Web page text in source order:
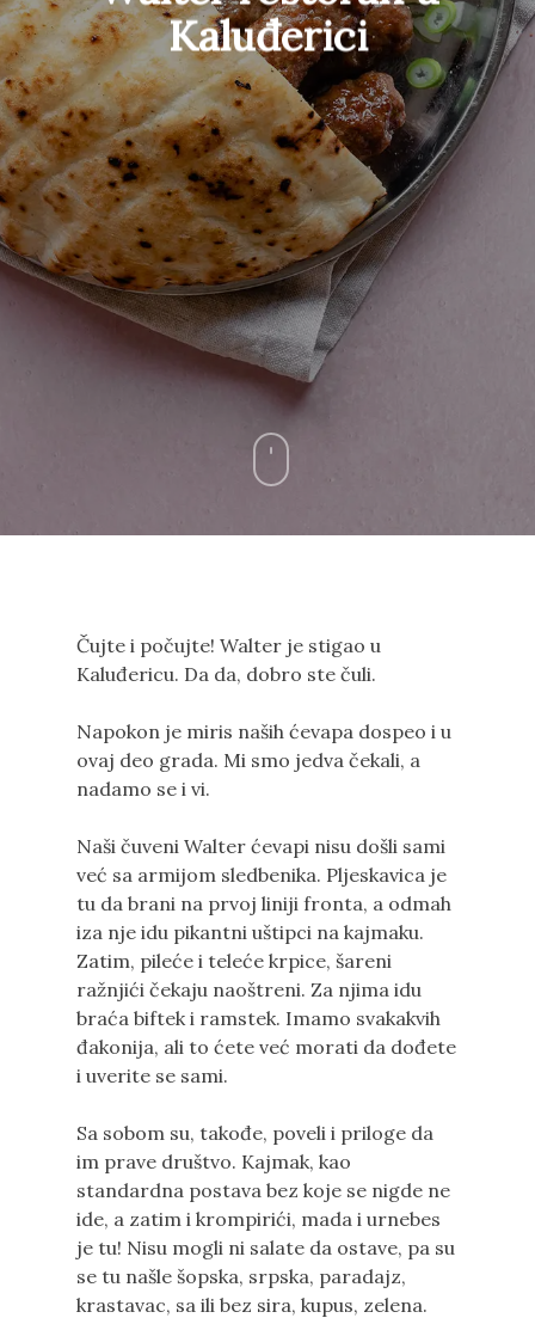
Kaluđerici
Čujte i počujte! Walter je stigao u
Kaluđericu. Da da, dobro ste čuli.
Napokon je miris naših ćevapa dospeo i u
ovaj deo grada. Mi smo jedva čekali, a
nadamo se i vi.
Naši čuveni Walter ćevapi nisu došli sami
već sa armijom sledbenika. Pljeskavica je
tu da brani na prvoj liniji fronta, a odmah
iza nje idu pikantni uštipci na kajmaku.
Zatim, pileće i teleće krpice, šareni
ražnjići čekaju naoštreni. Za njima idu
braća biftek i ramstek. Imamo svakakvih
đakonija, ali to ćete već morati da dođete
i uverite se sami.
Sa sobom su, takođe, poveli i priloge da
im prave društvo. Kajmak, kao
standardna postava bez koje se nigde ne
ide, a zatim i krompirići, mada i urnebes
je tu! Nisu mogli ni salate da ostave, pa su
se tu našle šopska, srpska, paradajz,
krastavac, sa ili bez sira, kupus, zelena.